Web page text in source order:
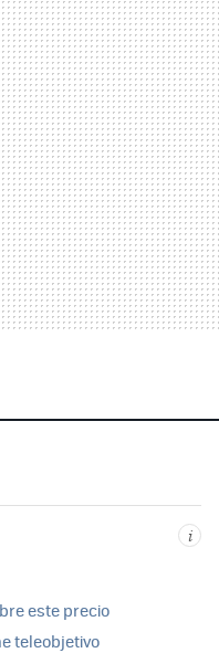
i
este precio
teleobjetivo